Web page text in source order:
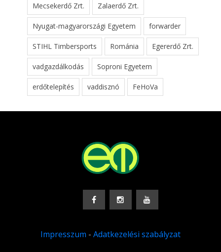
Mecsekerdő Zrt. Zalaerdő Zrt.
Nyugat-magyarországi Egyetem forwarder
STIHL Timbersports Románia Egererdő Zrt.
vadgazdálkodás Soproni Egyetem
erdőtelepítés vaddisznó FeHoVa
Impresszum - Adatkezelési szabályzat